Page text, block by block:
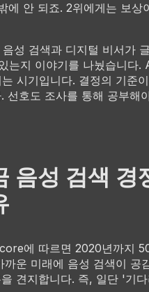
에 안 되죠. 2위에게는 보상
성 검색과 디지털 비서가
는지 이야기를 나눴습니다.
시기입니다. 결정의 기준
선호도 조사를 통해 공부해
음성 검색 경
에 따르면 2020년까지
운 미래에 음성 검색이 공
견지합니다. 즉, 일단 '기